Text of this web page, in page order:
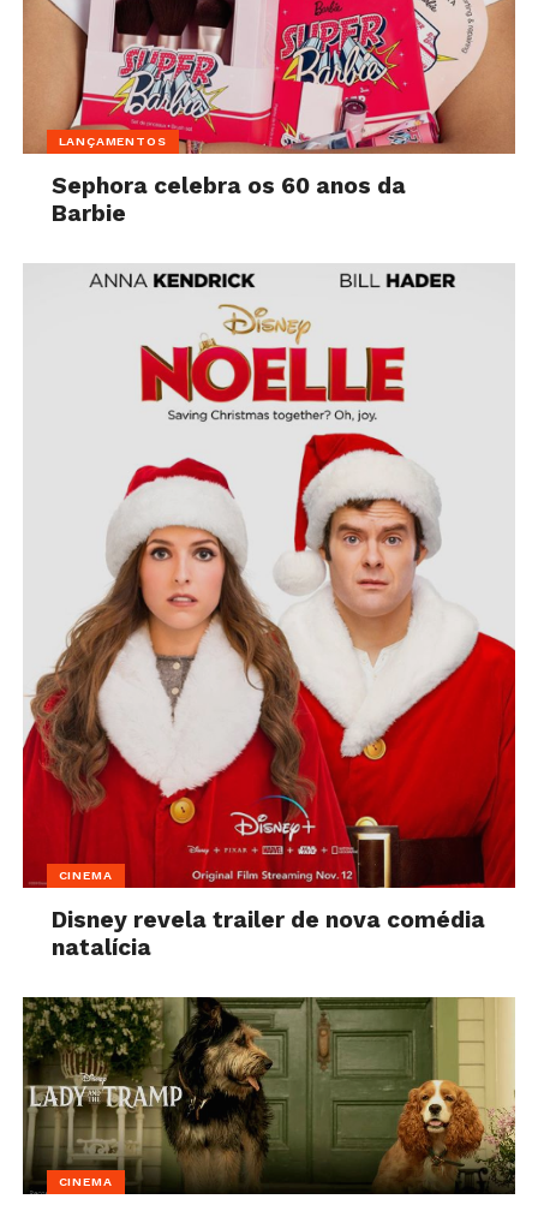
LANÇAMENTOS
Sephora celebra os 60 anos da
Barbie
CINEMA
Disney revela trailer de nova comédia
natalícia
CINEMA